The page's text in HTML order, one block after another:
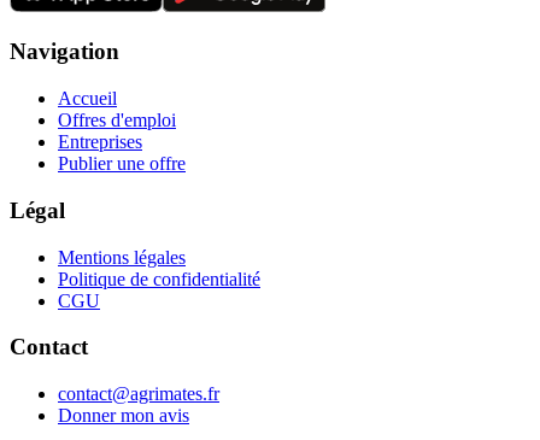
Navigation
Accueil
Offres d'emploi
Entreprises
Publier une offre
Légal
Mentions légales
Politique de confidentialité
CGU
Contact
contact@agrimates.fr
Donner mon avis